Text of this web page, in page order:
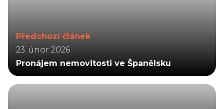
Předchozí článek
23. únor 2026
Pronájem nemovitosti ve Španělsku